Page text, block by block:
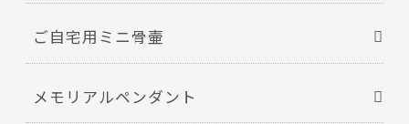
ご自宅用ミニ骨壷
メモリアルペンダント